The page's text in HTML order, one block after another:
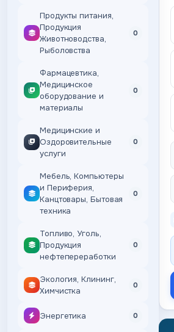
Продукты питания,
Продукция
Животноводства,
Рыболовства
0
Фармацевтика,
Медицинское
оборудование и
материалы
0
Медицинские и
Оздоровительные
услуги
0
Мебель, Компьютеры
и Периферия,
Канцтовары, Бытовая
техника
0
Топливо, Уголь,
Продукция
нефтепереработки
0
Экология, Клининг,
Химчистка
0
Энергетика 0